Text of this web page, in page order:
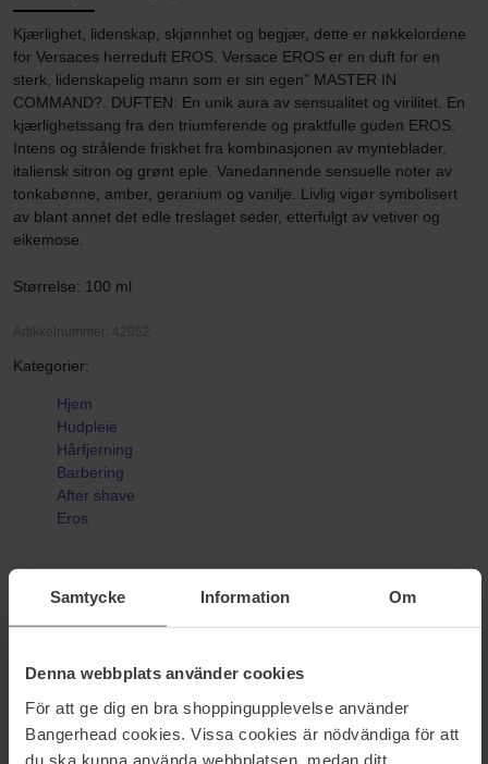
Samtycke Information Om
Denna webbplats använder cookies
För att ge dig en bra shoppingupplevelse använder
Bangerhead cookies. Vissa cookies är nödvändiga för att
du ska kunna använda webbplatsen, medan ditt
Kjærlighet, lidenskap, skjønnhet og begjær, dette er nøkkelordene
for Versaces herreduft EROS. Versace EROS er en duft for en
sterk, lidenskapelig mann som er sin egen" MASTER IN
COMMAND?. DUFTEN: En unik aura av sensualitet og virilitet. En
kjærlighetssang fra den triumferende og praktfulle guden EROS.
Intens og strålende friskhet fra kombinasjonen av mynteblader,
italiensk sitron og grønt eple. Vanedannende sensuelle noter av
tonkabønne, amber, geranium og vanilje. Livlig vigør symbolisert
av blant annet det edle treslaget seder, etterfulgt av vetiver og
eikemose.
Størrelse: 100 ml
Artikkelnummer: 42052
Kategorier:
Hjem
Hudpleie
Hårfjerning
Barbering
After shave
Eros
Anmeldelser (8) Spørsmål og svar (0)
5